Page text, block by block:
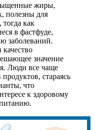
жиры,
полезны для
как
в фастфуде,
заболеваний.
значение
Люди все чаще
стараясь
что
к здоровому